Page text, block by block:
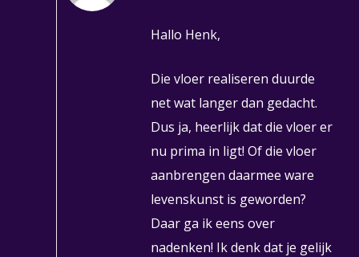
Hallo Henk,
Die vloer realiseren duurde
net wat langer dan gedacht.
Dus ja, heerlijk dat die vloer er
nu prima in ligt! Of die vloer
aanbrengen daarmee ware
levenskunst is geworden?
Daar ga ik eens over
nadenken! Ik denk dat je gelijk